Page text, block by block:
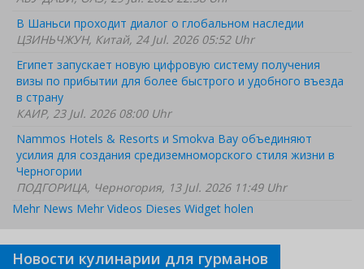
В Шаньси проходит диалог о глобальном наследии
ЦЗИНЬЧЖУН, Китай, 24 Jul. 2026 05:52 Uhr
Египет запускает новую цифровую систему получения
визы по прибытии для более быстрого и удобного въезда
в страну
КАИР, 23 Jul. 2026 08:00 Uhr
Nammos Hotels & Resorts и Smokva Bay объединяют
усилия для создания средиземноморского стиля жизни в
Черногории
ПОДГОРИЦА, Черногория, 13 Jul. 2026 11:49 Uhr
Mehr News Mehr Videos Dieses Widget holen
Новости кулинарии для гурманов